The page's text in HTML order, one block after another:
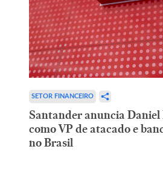
SETOR FINANCEIRO
Santander anuncia Daniel
como VP de atacado e
no Brasil